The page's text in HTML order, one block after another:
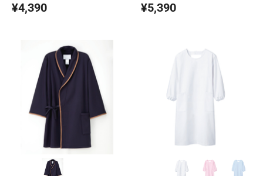
¥4,390 ¥5,390